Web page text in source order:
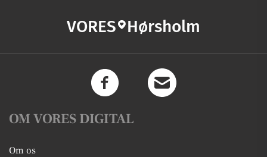
VORES Hørsholm
OM VORES DIGITAL
Om os